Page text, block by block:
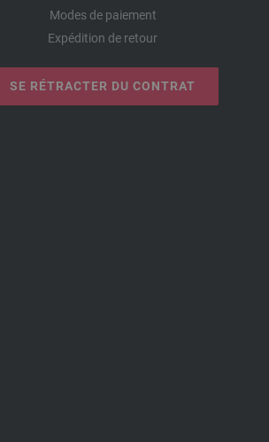
Modes de paiement
Expédition de retour
SE RÉTRACTER DU CONTRAT